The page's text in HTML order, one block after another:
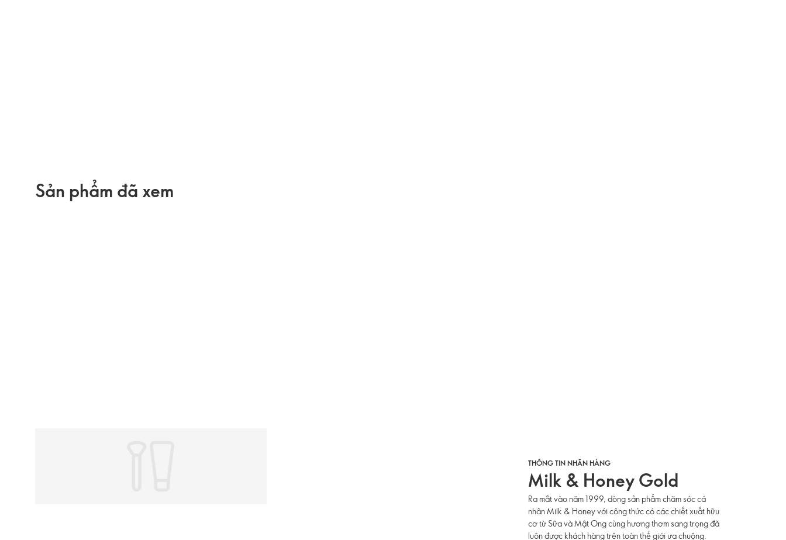
Sản phẩm đã xem
THÔNG TIN NHÃN HÀNG
Milk & Honey Gold
Ra mắt vào năm 1999, dòng sản phẩm chăm sóc cá
nhân Milk & Honey với công thức có các chiết xuất hữu
cơ từ Sữa và Mật Ong cùng hương thơm sang trọng đã
luôn được khách hàng trên toàn thế giới ưa chuộng.